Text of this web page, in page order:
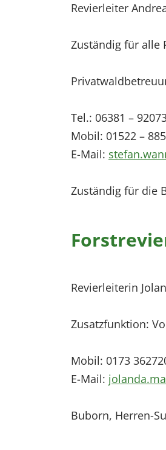
Revierleiter
Zuständig für alle
Tel.: 06381 –
Mobil: 01522 –
E-Mail:
Zuständig für die
Revierleiterin
Zusatzfunktion:
Mobil: 0173
E-Mail:
Buborn, Herren-